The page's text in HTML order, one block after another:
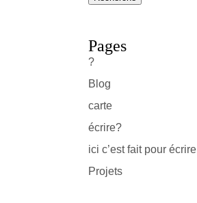
Pages
?
Blog
carte
écrire?
ici c’est fait pour écrire
Projets